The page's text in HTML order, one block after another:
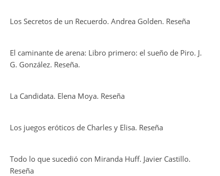
Los Secretos de un Recuerdo. Andrea Golden. Reseña
El caminante de arena: Libro primero: el sueño de Piro. J.
G. González. Reseña.
La Candidata. Elena Moya. Reseña
Los juegos eróticos de Charles y Elisa. Reseña
Todo lo que sucedió con Miranda Huff. Javier Castillo.
Reseña